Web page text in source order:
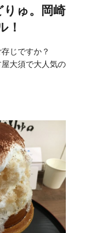
月
転！
絶
品
ソ
ダ
の
か
き
氷」
が
オ
ス
ゅ。岡崎
！
じですか？
屋大須で大人気の